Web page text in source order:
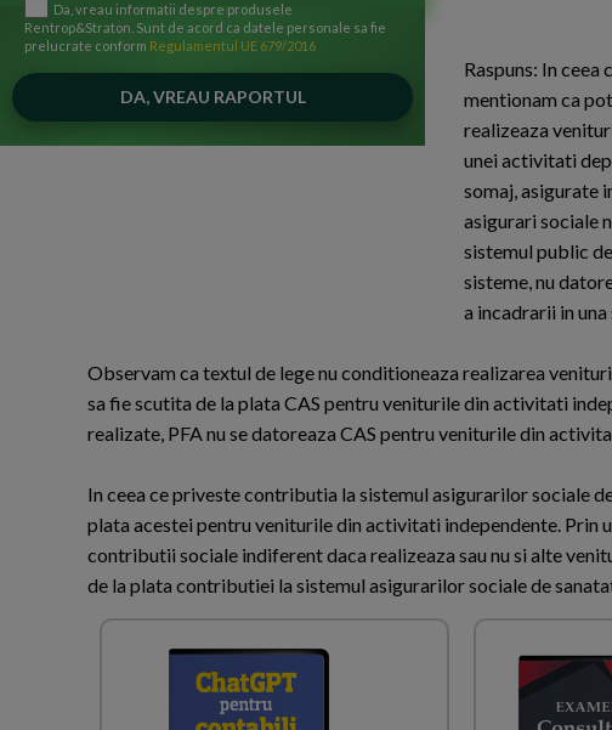
Raspuns: In
mentionam ca
realizeaza
unei activitati
somaj, asigurate
asigurari sociale
sistemul public
sisteme, nu
a incadrarii in
Observam ca textul de lege nu conditioneaza realizarea
sa fie scutita de la plata CAS pentru veniturile din activitati
realizate, PFA nu se datoreaza CAS pentru veniturile din
In ceea ce priveste contributia la sistemul asigurarilor sociale
plata acestei pentru veniturile din activitati independente. Prin
contributii sociale indiferent daca realizeaza sau nu si alte
de la plata contributiei la sistemul asigurarilor sociale de
Da, vreau informatii despre produsele
Rentrop&Straton. Sunt de acord ca datele personale sa fie
prelucrate conform Regulamentul UE 679/2016